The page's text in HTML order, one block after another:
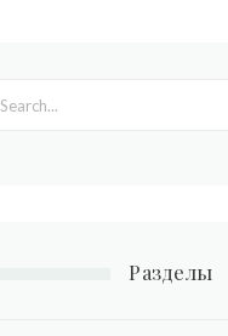
Search form
Разделы